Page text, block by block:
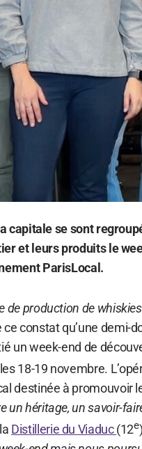
capitale se sont
et leurs produits le
ParisLocal.
de production de
ce constat qu’une demi-
un week-end de
18-19 novembre.
destinée à promouvoir
un héritage, un savoir-
Distillerie du Viaduc(12e